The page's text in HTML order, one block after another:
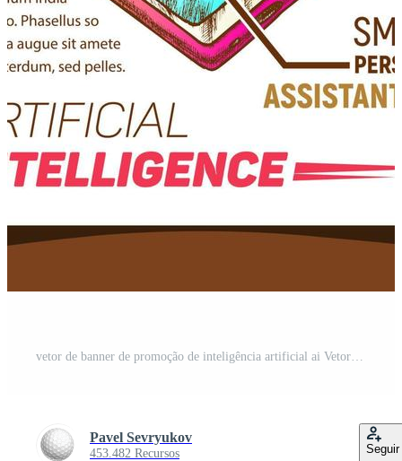
vetor de banner de promoção de inteligência artificial ai Vetor Pro
Pavel Sevryukov
453.482 Recursos Seguir